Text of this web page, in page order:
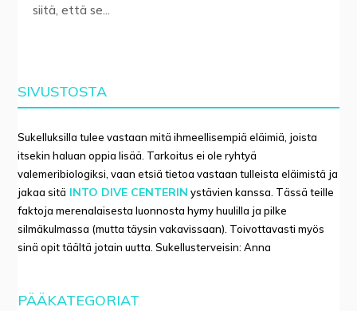
siitä, että se...
SIVUSTOSTA
Sukelluksilla tulee vastaan mitä ihmeellisempiä eläimiä, joista
itsekin haluan oppia lisää. Tarkoitus ei ole ryhtyä
valemeribiologiksi, vaan etsiä tietoa vastaan tulleista eläimistä ja
jakaa sitä INTO DIVE CENTERIN ystävien kanssa. Tässä teille
faktoja merenalaisesta luonnosta hymy huulilla ja pilke
silmäkulmassa (mutta täysin vakavissaan). Toivottavasti myös
sinä opit täältä jotain uutta. Sukellusterveisin: Anna
PÄÄKATEGORIAT